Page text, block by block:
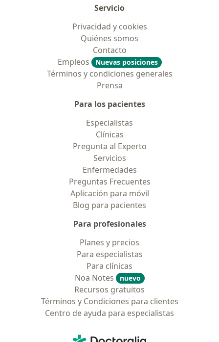
Servicio
Privacidad y cookies
Quiénes somos
Contacto
Empleos
Nuevas posiciones
Términos y condiciones generales
Prensa
Para los pacientes
Especialistas
Clínicas
Pregunta al Experto
Servicios
Enfermedades
Preguntas Frecuentes
Aplicación para móvil
Blog para pacientes
Para profesionales
Planes y precios
Para especialistas
Para clínicas
Noa Notes
nuevo
Recursos gratuitos
Términos y Condiciones para clientes
Centro de ayuda para especialistas
Doctoralia - Página de inicio